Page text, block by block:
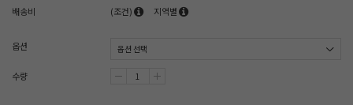
배송비
(조건) 지역별
옵션
수량